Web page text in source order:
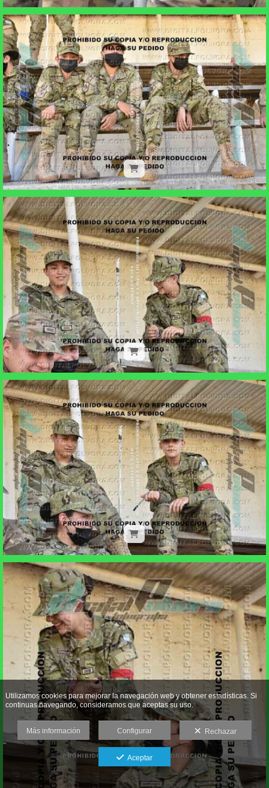
Utilizamos cookies para mejorar la navegación web y obtener estadísticas. Si
continuas navegando, consideramos que aceptas su uso.
Más información Configurar Rechazar
Aceptar